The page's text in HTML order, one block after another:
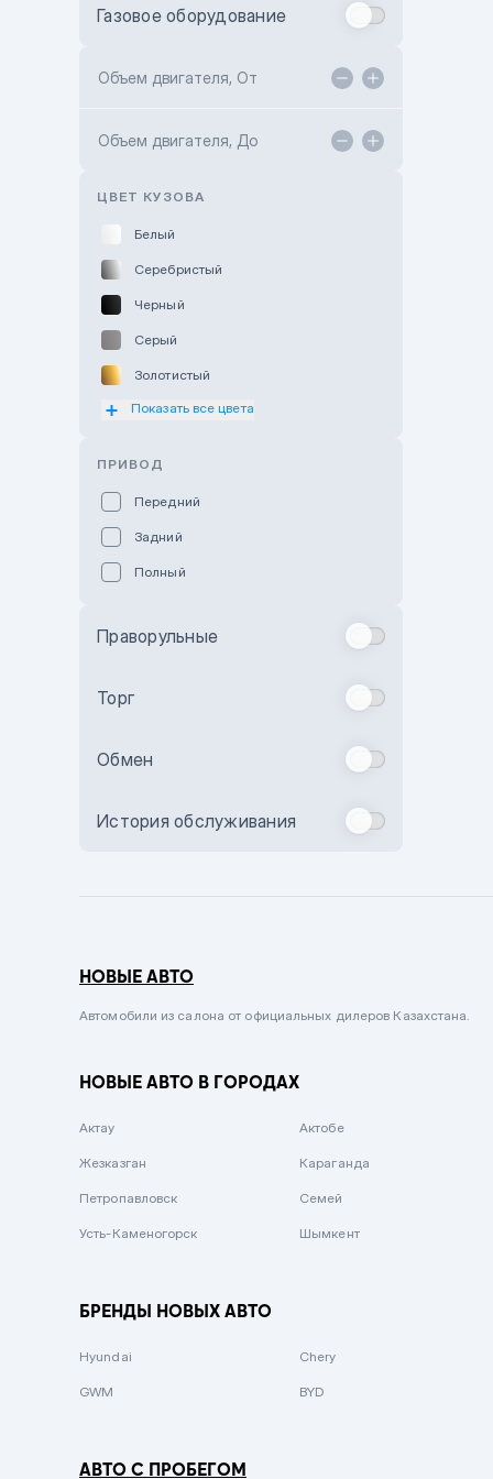
Toyota Kokshetau
Hyundai ShymCity
Газовое оборудование
Объем двигателя, От
Объем двигателя, До
ЦВЕТ КУЗОВА
Белый
Серебристый
Черный
Серый
Золотистый
Оранжевый
Бежевый
Комбинированный
Сиреневый металлик
Вишневый
Зеленый металлик
Показать все цвета
ПРИВОД
Передний
Задний
Полный
Праворульные
Торг
Обмен
История обслуживания
НОВЫЕ АВТО
Автомобили из салона от официальных дилеров Казахстана.
НОВЫЕ АВТО В ГОРОДАХ
Актау Актобе
Жезказган Караганда
Петропавловск Семей
Усть-Каменогорск Шымкент
БРЕНДЫ НОВЫХ АВТО
Hyundai Chery
GWM BYD
АВТО С ПРОБЕГОМ